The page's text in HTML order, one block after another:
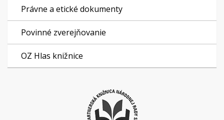
Právne a etické dokumenty
Povinné zverejňovanie
OZ Hlas knižnice